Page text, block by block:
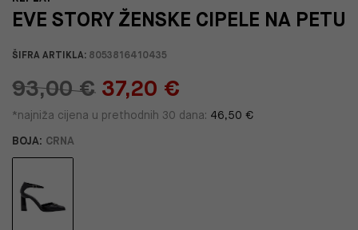
EVE STORY ŽENSKE CIPELE NA PETU
ŠIFRA ARTIKLA: 8053816410435
93,00 € 37,20 €
*najniža cijena u prethodnih 30 dana: 46,50 €
BOJA: CRNA